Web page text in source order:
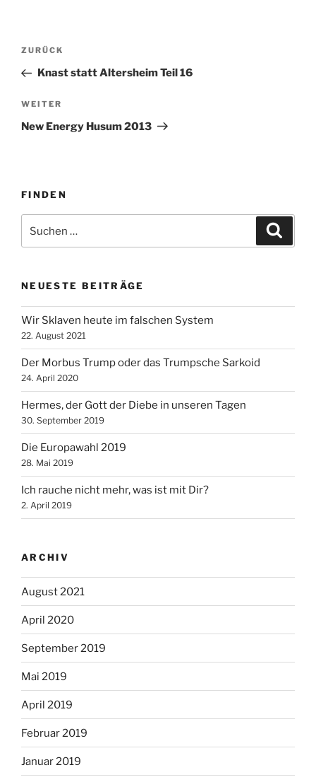
Beitragsnavigation
Vorheriger
Beitrag
ZURÜCK
Knast statt Altersheim Teil 16
Nächster
Beitrag
WEITER
New Energy Husum 2013
FINDEN
nach:
NEUESTE BEITRÄGE
Wir Sklaven heute im falschen System
22. August 2021
Der Morbus Trump oder das Trumpsche Sarkoid
24. April 2020
Hermes, der Gott der Diebe in unseren Tagen
30. September 2019
Die Europawahl 2019
28. Mai 2019
Ich rauche nicht mehr, was ist mit Dir?
2. April 2019
ARCHIV
August 2021
April 2020
September 2019
Mai 2019
April 2019
Februar 2019
Januar 2019